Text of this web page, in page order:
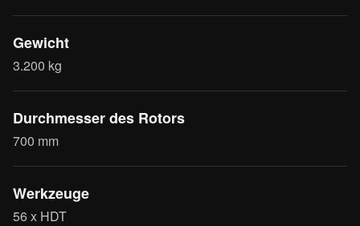
Gewicht
3.200 kg
Durchmesser des Rotors
700 mm
Werkzeuge
56 x HDT